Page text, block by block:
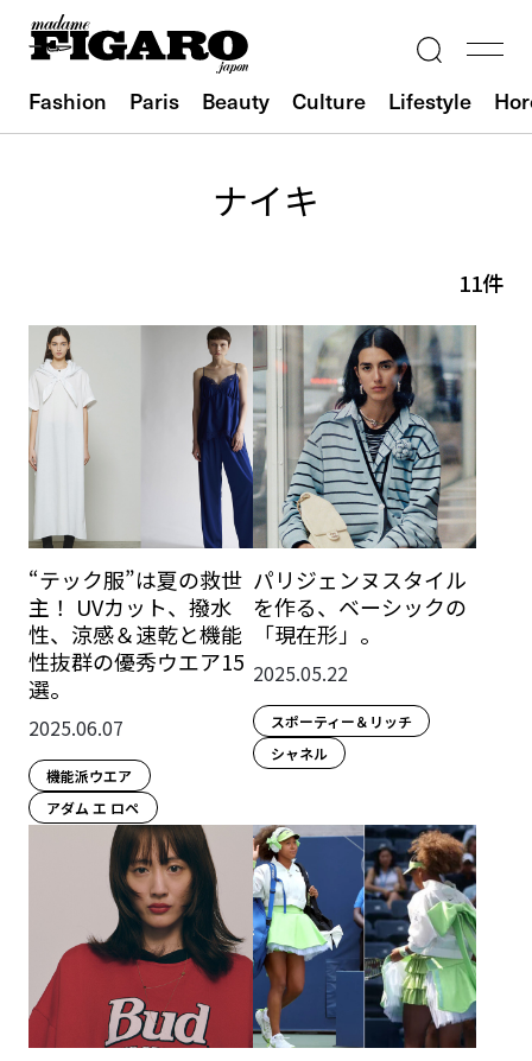
Fashion Paris Beauty Culture Lifestyle
ナイキ
11件
“テック服”は夏の救世
主！ UVカット、撥水
性、涼感＆速乾と機能
性抜群の優秀ウエア15
選。
2025.06.07
機能派ウエア
アダム エ ロペ
パリジェンヌスタイル
を作る、ベーシックの
「現在形」。
2025.05.22
スポーティー＆リッチ
シャネル